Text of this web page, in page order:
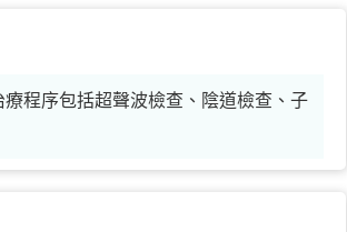
程序包括超聲波檢查、陰道檢查、子